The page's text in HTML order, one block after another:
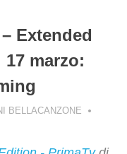
Extended
marzo:
BELLACANZONE